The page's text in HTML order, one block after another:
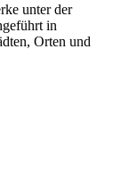
unter der
in
Orten und